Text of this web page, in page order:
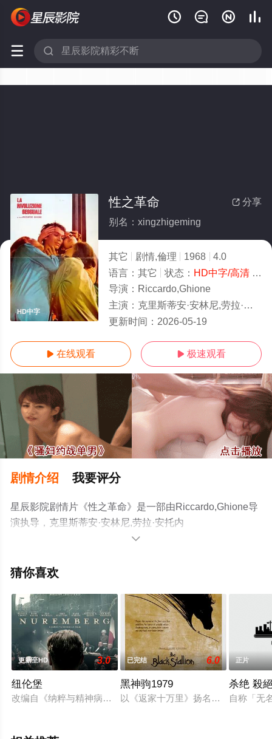
   
 
HD中字
 分享
性之革命
别名：xingzhigeming
其它 剧情,倫理 1968
4.0
语言： 其它 状态： HD中字/高清- 免费在线观看
导演： Riccardo,Ghione
主演： 克里斯蒂安·安林尼,劳拉·安托内利,Andrés,José,Cruz,Soublette,里卡多·库乔拉
更新时间： 2026-05-19
 在线观看  极速观看
剧情介绍 我要评分
星辰影院剧情片《性之革命》是一部由Riccardo,Ghione导
演执导，克里斯蒂安·安林尼,劳拉·安托内
利,Andrés,José,Cruz,Soublette,里卡多·库乔拉等演员精彩
上星辰电影网，更多剧情信息可移步至豆瓣电影、电视猫

猜你喜欢
更新至HD 3.0
纽伦堡
改编自《纳粹与精神病医生》，聚焦二战结尾，纽伦堡法庭对
已完结 6.0
黑神驹1979
以《返家十万里》扬名的导演卡罗尔
正片
杀绝 殺
自称「无